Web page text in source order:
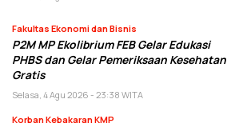
Fakultas Ekonomi dan Bisnis
P2M MP Ekolibrium FEB Gelar Edukasi
PHBS dan Gelar Pemeriksaan Kesehatan
Gratis
Selasa, 4 Agu 2026 - 23:38 WITA
Korban Kebakaran KMP